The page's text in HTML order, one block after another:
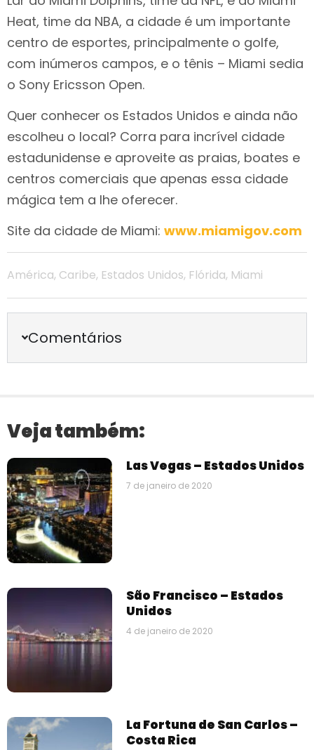
Heat, time da NBA, a cidade é um importante
centro de esportes, principalmente o golfe,
com inúmeros campos, e o tênis – Miami sedia
o Sony Ericsson Open.
Quer conhecer os Estados Unidos e ainda não
escolheu o local? Corra para incrível cidade
estadunidense e aproveite as praias, boates e
centros comerciais que apenas essa cidade
mágica tem a lhe oferecer.
Site da cidade de Miami: www.miamigov.com
América, Caribe, Estados Unidos, Flórida, Miami
Comentários
Veja também:
Las Vegas – Estados Unidos
7 de janeiro de 2020
São Francisco – Estados
Unidos
4 de janeiro de 2020
La Fortuna de San Carlos –
Costa Rica